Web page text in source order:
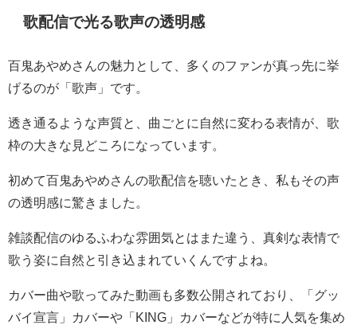
歌配信で光る歌声の透明感
百鬼あやめさんの魅力として、多くのファンが真っ先に挙
げるのが「歌声」です。
透き通るような声質と、曲ごとに自然に変わる表情が、歌
枠の大きな見どころになっています。
初めて百鬼あやめさんの歌配信を聴いたとき、私もその声
の透明感に驚きました。
雑談配信のゆるふわな雰囲気とはまた違う、真剣な表情で
歌う姿に自然と引き込まれていくんですよね。
カバー曲や歌ってみた動画も多数公開されており、「グッ
バイ宣言」カバーや「KING」カバーなどが特に人気を集め